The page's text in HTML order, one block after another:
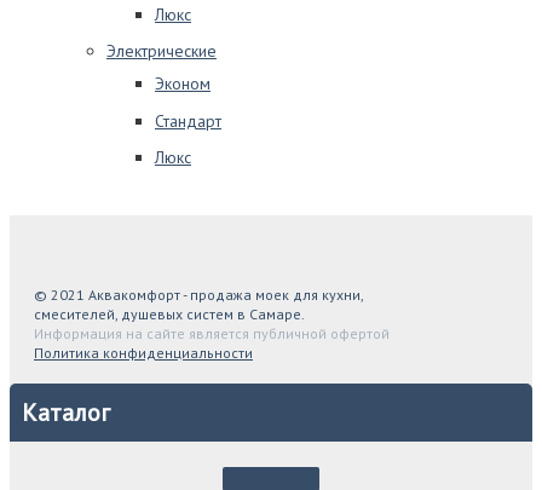
Люкс
Электрические
Эконом
Стандарт
Люкс
© 2021 Аквакомфорт - продажа моек для кухни,
смесителей, душевых систем в Самаре.
Информация на сайте является публичной офертой
Политика конфиденциальности
Каталог